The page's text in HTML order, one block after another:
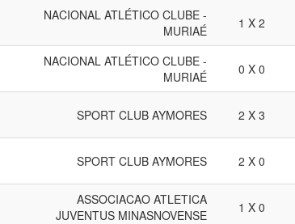
NACIONAL ATLÉTICO CLUBE -
MURIAÉ
1 X 2
NACIONAL ATLÉTICO CLUBE -
MURIAÉ
0 X 0
SPORT CLUB AYMORES 2 X 3
SPORT CLUB AYMORES 2 X 0
ASSOCIACAO ATLETICA
JUVENTUS MINASNOVENSE
1 X 0